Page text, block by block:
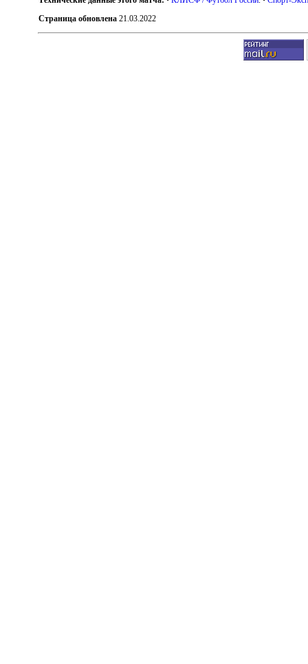
Страница обновлена 21.03.2022